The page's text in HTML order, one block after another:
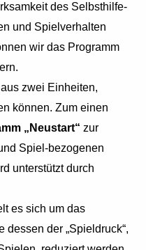
des Selbsthilfe-
und Spielverhalten
wir das Programm
zwei Einheiten,
können. Zum einen
„Neustart“ zur
Spiel-bezogenen
unterstützt durch
es sich um das
dessen der „Spieldruck“,